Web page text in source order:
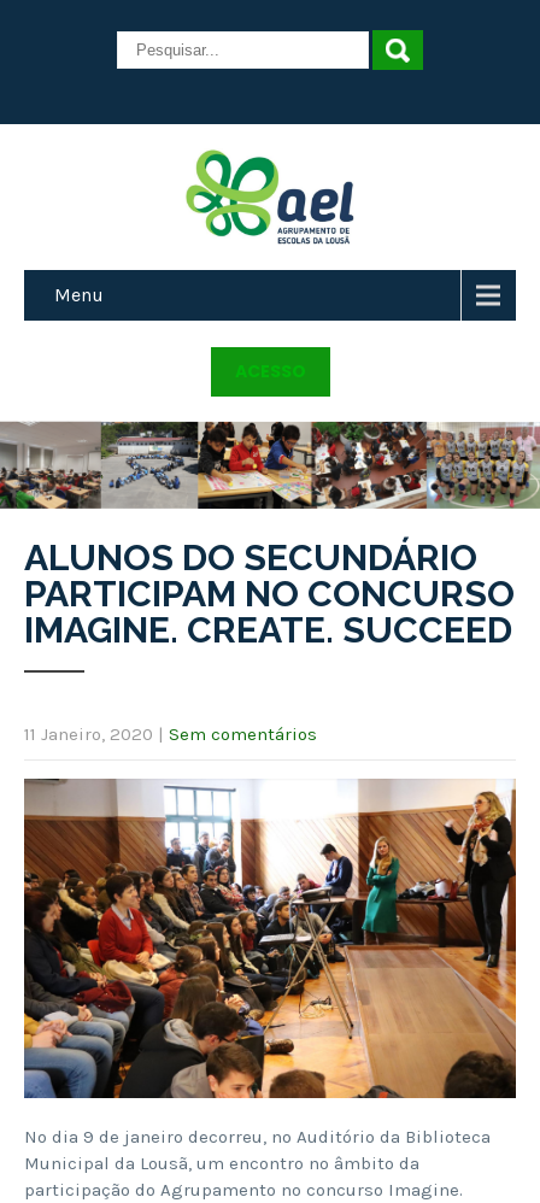
Menu
ACESSO
ALUNOS DO SECUNDÁRIO
PARTICIPAM NO CONCURSO
IMAGINE. CREATE. SUCCEED
11 Janeiro, 2020 | Sem comentários
No dia 9 de janeiro decorreu, no Auditório da Biblioteca
Municipal da Lousã, um encontro no âmbito da
participação do Agrupamento no concurso Imagine.